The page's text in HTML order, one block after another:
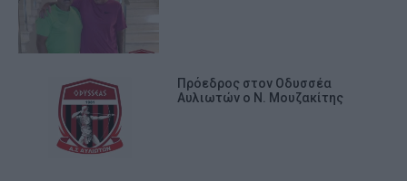
Πρόεδρος στον Οδυσσέα
Αυλιωτών ο Ν. Μουζακίτης